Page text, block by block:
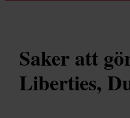
Saker att
Liberties,